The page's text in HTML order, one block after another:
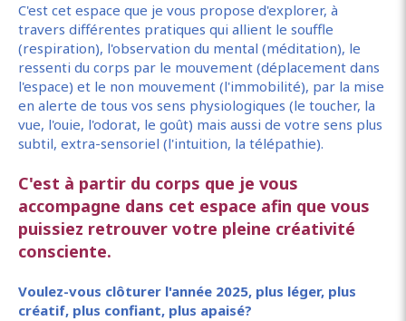
C'est cet espace que je vous propose d'explorer, à
travers différentes pratiques qui allient le souffle
(respiration), l'observation du mental (méditation), le
ressenti du corps par le mouvement (déplacement dans
l'espace) et le non mouvement (l'immobilité), par la mise
en alerte de tous vos sens physiologiques (le toucher, la
vue, l'ouie, l'odorat, le goût) mais aussi de votre sens plus
subtil, extra-sensoriel (l'intuition, la télépathie).
C'est à partir du corps que je vous
accompagne dans cet espace afin que vous
puissiez retrouver votre pleine créativité
consciente.
Voulez-vous clôturer l'année 2025, plus léger, plus
créatif, plus confiant, plus apaisé?